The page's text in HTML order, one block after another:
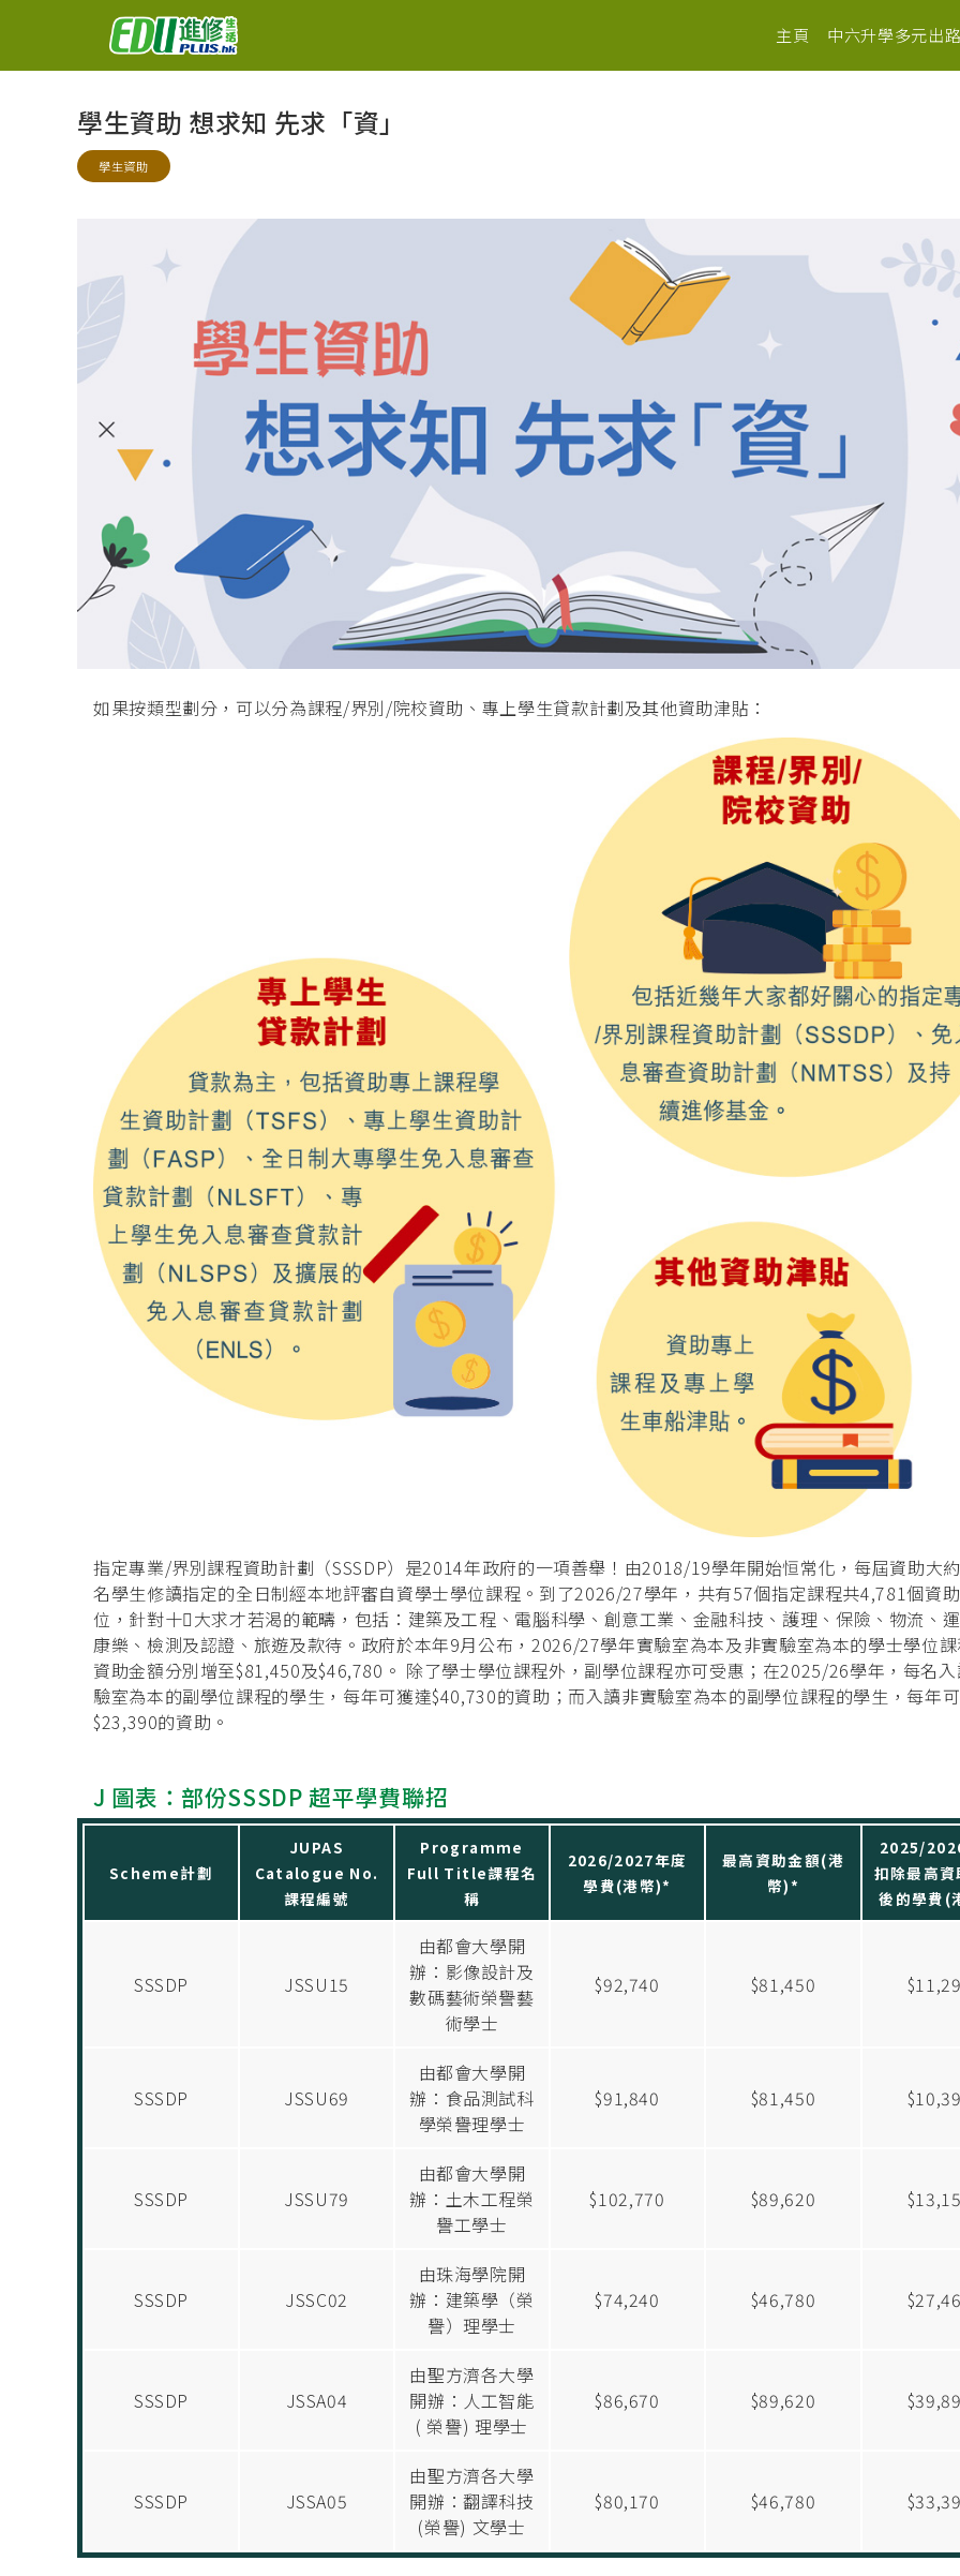
主頁 中六升學多元出
學生資助 想求知 先求「資」
學生資助
如果按類型劃分，可以分為課程/界別/院校資助、專上學生貸款計劃及其他資助津貼：
指定專業/界別課程資助計劃（SSSDP）是2014年政府的一項善舉！由2018/19學年開始恒常化，每屆資助大
名學生修讀指定的全日制經本地評審自資學士學位課程。到了2026/27學年，共有57個指定課程共4,781個資
位，針對十大求才若渴的範疇，包括：建築及工程、電腦科學、創意工業、金融科技、護理、保險、物流、
康樂、檢測及認證、旅遊及款待。政府於本年9月公布，2026/27學年實驗室為本及非實驗室為本的學士學位
資助金額分別增至$81,450及$46,780。 除了學士學位課程外，副學位課程亦可受惠；在2025/26學年，每名
驗室為本的副學位課程的學生，每年可獲達$40,730的資助；而入讀非實驗室為本的副學位課程的學生，每年
$23,390的資助。
J 圖表：部份SSSDP 超平學費聯招
Scheme計劃
JUPAS
Catalogue No.
課程編號
Programme
Full Title課程名
稱
2026/2027年度
學費(港幣)*
最高資助金額(港
幣)*
2025/
扣除最高
後的學費(
SSSDP JSSU15
由都會大學開
辦：影像設計及
數碼藝術榮譽藝
術學士
$92,740 $81,450
SSSDP JSSU69
由都會大學開
辦：食品測試科
學榮譽理學士
$91,840 $81,450
SSSDP JSSU79
由都會大學開
辦：土木工程榮
譽工學士
$102,770 $89,620
SSSDP JSSC02
由珠海學院開
辦：建築學（榮
譽）理學士
$74,240 $46,780
SSSDP JSSA04
由聖方濟各大學
開辦：人工智能
( 榮譽) 理學士
$86,670 $89,620
SSSDP JSSA05
由聖方濟各大學
開辦：翻譯科技
(榮譽) 文學士
$80,170 $46,780